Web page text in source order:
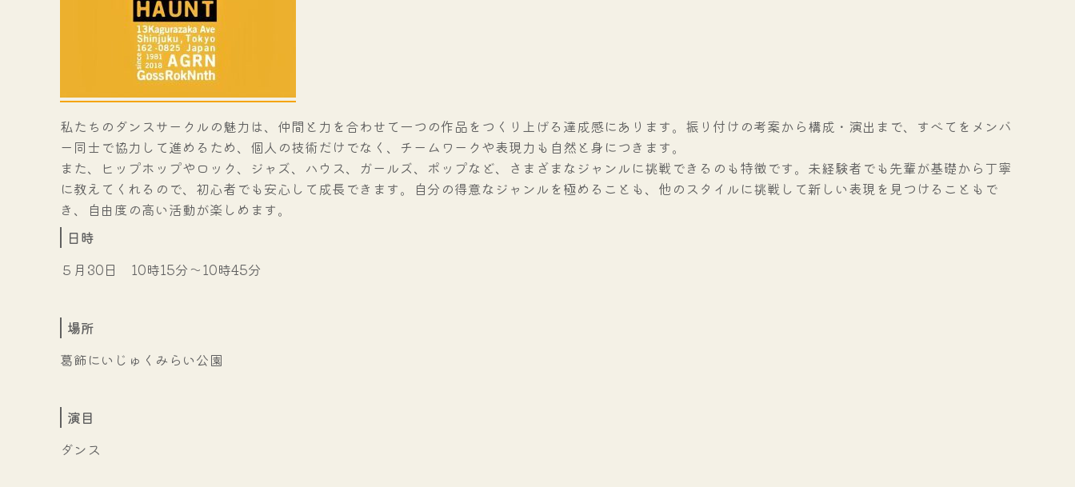
私たちのダンスサークルの魅力は、仲間と力を合わせて一つの作品をつくり上げる達成感にあります。振り付けの考案から構成・演出まで、すべてをメンバ
ー同士で協力して進めるため、個人の技術だけでなく、チームワークや表現力も自然と身につきます。
また、ヒップホップやロック、ジャズ、ハウス、ガールズ、ポップなど、さまざまなジャンルに挑戦できるのも特徴です。未経験者でも先輩が基礎から丁寧
に教えてくれるので、初心者でも安心して成長できます。自分の得意なジャンルを極めることも、他のスタイルに挑戦して新しい表現を見つけることもで
き、自由度の高い活動が楽しめます。
日時
５月30日 10時15分～10時45分
場所
葛飾にいじゅくみらい公園
演目
ダンス